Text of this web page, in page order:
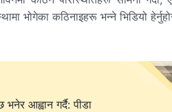
भोगेका कठिनाइहरू भन्‍ने भिडियो
आह्वान गर्दै: पीडा